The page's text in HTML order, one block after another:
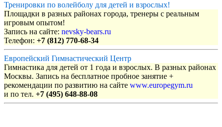
Тренировки по волейболу для детей и взрослых!
Площадки в разных районах города, тренеры с реальным
игровым опытом!
Запись на сайте: nevsky-bears.ru
Телефон: +7 (812) 770-68-34
Европейский Гимнастический Центр
Гимнастика для детей от 1 года и взрослых. В разных районах
Москвы. Запись на бесплатное пробное занятие +
рекомендации по развитию на сайте www.europegym.ru
и по тел. +7 (495) 648-88-08